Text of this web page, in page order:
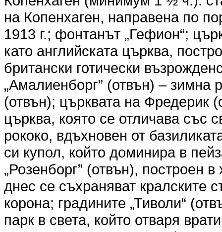
на Копенхаген, направена по
1913 г.; фонтанът „Гефион“;
като английската църква,
британски готически
„Амалиенборг” (отвън) – зимна
(отвън); църквата на Фредерик
църква, която се отличава със
рококо, вдъхновен от
си купол, който доминира в
„Розенборг” (отвън), построен
днес се съхраняват кралските
корона; градините „Тиволи“
парк в света, който отваря